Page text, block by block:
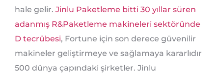
hale gelir. Jinlu Paketleme bitti 30 yıllar süren
adanmış R&Paketleme makineleri sektöründe
D tecrübesi, Fortune için son derece güvenilir
makineler geliştirmeye ve sağlamaya kararlıdır
500 dünya çapındaki şirketler. Jinlu